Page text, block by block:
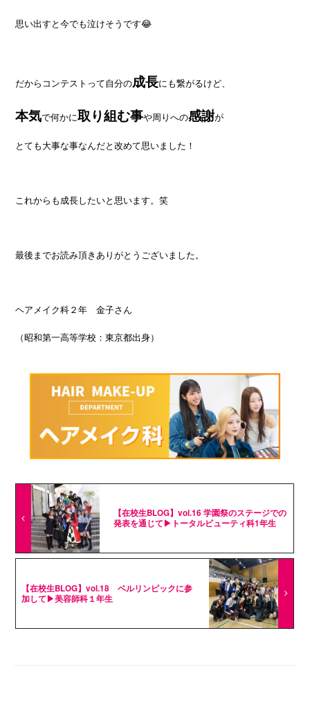
思い出すと今でも泣けそうです😂
だからコンテストって自分の成長にも繋がるけど、
本気で何かに取り組む事や周りへの感謝が
とても大事な事なんだと改めて思いました！
これからも成長したいと思います。笑
最後までお読み頂きありがとうございました。
ヘアメイク科２年 金子さん
（昭和第一高等学校：東京都出身）
【在校生BLOG】vol.16 学園祭のステージでの
発表を通じて▶トータルビューティ科1年生
【在校生BLOG】vol.18 ベルリンピックに参
加して▶美容師科１年生